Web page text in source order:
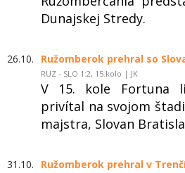
Dunajskej Stredy.
26.10. Ružomberok prehral so
RUZ - SLO 1:2, 15.kolo | JK
V 15. kole Fortuna
privítal na svojom
majstra, Slovan
31.10. Ružomberok prehral v